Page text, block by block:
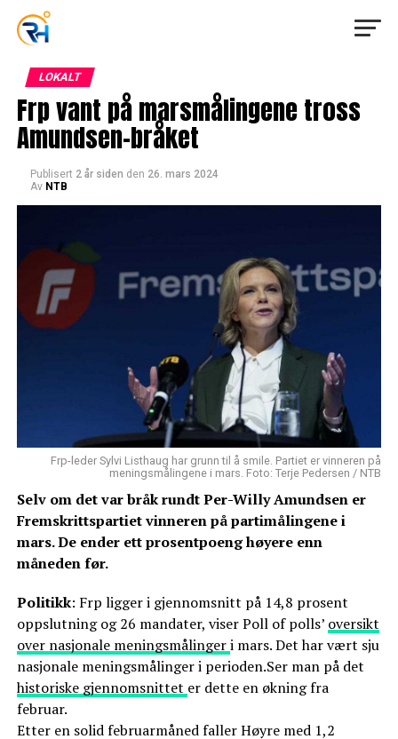
LOKALT
Frp vant på marsmålingene tross
Amundsen-bråket
Publisert 2 år siden den 26. mars 2024
Av NTB
Frp-leder Sylvi Listhaug har grunn til å smile. Partiet er vinneren på
meningsmålingene i mars. Foto: Terje Pedersen / NTB
Selv om det var bråk rundt Per-Willy Amundsen er
Fremskrittspartiet vinneren på partimålingene i
mars. De ender ett prosentpoeng høyere enn
måneden før.
Politikk: Frp ligger i gjennomsnitt på 14,8 prosent
oppslutning og 26 mandater, viser Poll of polls’ oversikt
over nasjonale meningsmålingeri mars. Det har vært sju
nasjonale meningsmålinger i perioden.Ser man på det
historiske gjennomsnittet er dette en økning fra
februar.
Etter en solid februarmåned faller Høyre med 1,2